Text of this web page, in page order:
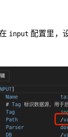
input 配置里，